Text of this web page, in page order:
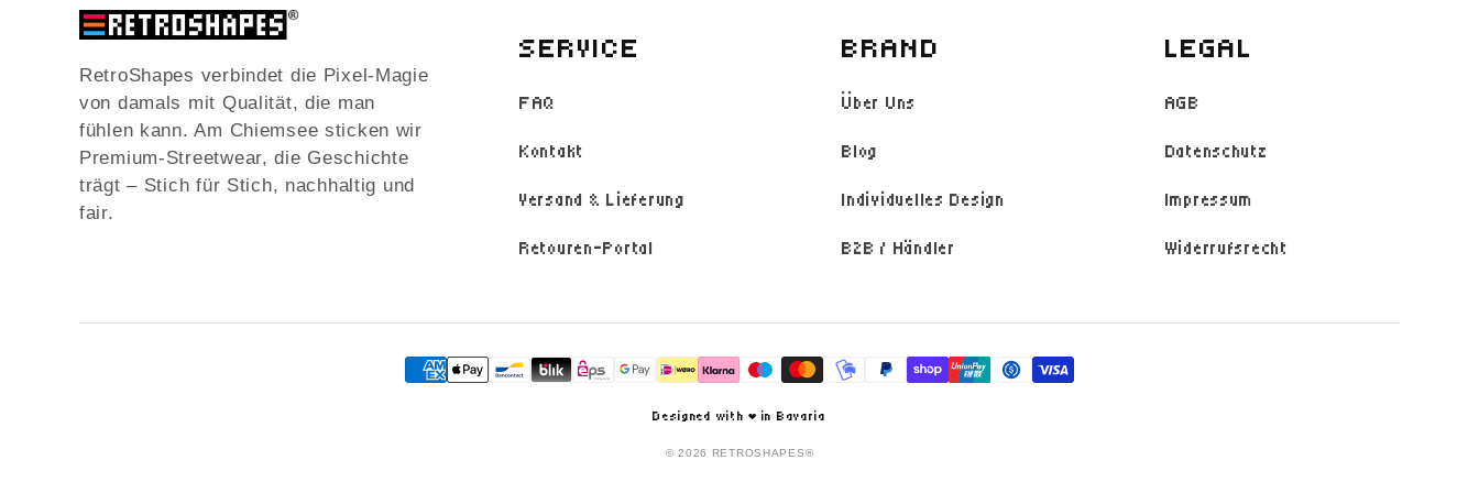
RetroShapes verbindet die Pixel-Magie
von damals mit Qualität, die man
fühlen kann. Am Chiemsee sticken wir
Premium-Streetwear, die Geschichte
trägt – Stich für Stich, nachhaltig und
fair.
SERVICE
FAQ
Kontakt
Versand & Lieferung
Retouren-Portal
BRAND
Über Uns
Blog
Individuelles Design
B2B / Händler
LEGAL
AGB
Datenschutz
Impressum
Widerrufsrecht
Zahlungsmethoden
Designed with ❤️ in Bavaria
© 2026 RETROSHAPES®